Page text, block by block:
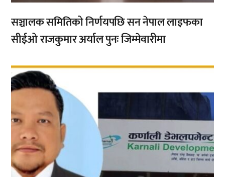
सञ्चालक समितिको निर्णयपछि सन नेपाल लाइफका
सीईओ राजकुमार अर्याल पुनः जिम्मेवारीमा
,